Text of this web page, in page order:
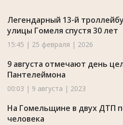
Легендарный 13-й
улицы Гомеля спустя 30 лет
15:45 | 25 февраля | 2026
9 августа отмечают день
Пантелеймона
00:03 | 9 августа | 2023
На Гомельщине в двух ДТП
человека